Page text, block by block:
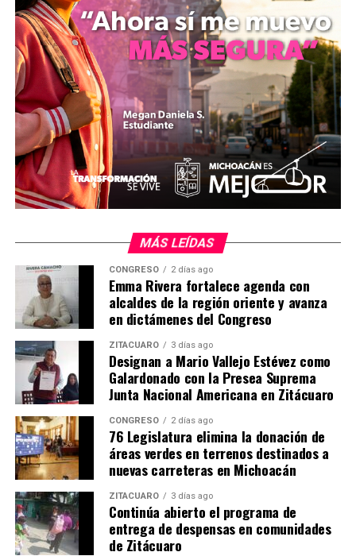
acciones forman parte de los convenios de colaboración
con las dependencias federales para operar como un
centro receptor de fauna en situaciones de emergencia
o maltrato. Los protocolos de traslado terrestre se
ejecutaron bajo la supervisión de inspectores federales,
asegurando las condiciones de manejo y seguridad
necesarias para el bienestar de los ejemplares hacia sus
destinos definitivos.
MiZitácuaro
Comparte con:
Me gusta esto:
MÁS LEÍDAS
CONGRESO 2 días ago
Emma Rivera fortalece agenda con
alcaldes de la región oriente y avanza
en dictámenes del Congreso
ZITÁCUARO 3 días ago
Designan a Mario Vallejo Estévez como
Galardonado con la Presea Suprema
Junta Nacional Americana en Zitácuaro
CONGRESO 2 días ago
76 Legislatura elimina la donación de
áreas verdes en terrenos destinados a
nuevas carreteras en Michoacán
ZITÁCUARO 3 días ago
Continúa abierto el programa de
entrega de despensas en comunidades
de Zitácuaro